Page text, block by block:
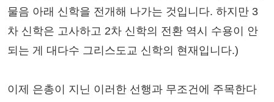
물음 아래 신학을 전개해 나가는 것입니다. 하지만 3
차 신학은 고사하고 2차 신학의 전환 역시 수용이 안
되는 게 대다수 그리스도교 신학의 현재입니다.)
이제 은총이 지닌 이러한 선행과 무조건에 주목한다